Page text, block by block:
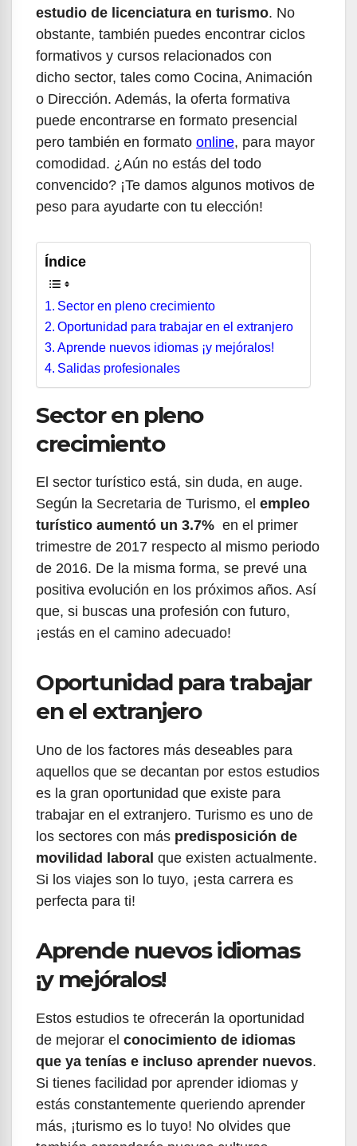
estudio de licenciatura en turismo. No
obstante, también puedes encontrar ciclos
formativos y cursos relacionados con
dicho sector, tales como Cocina, Animación
o Dirección. Además, la oferta formativa
puede encontrarse en formato presencial
pero también en formato online, para mayor
comodidad. ¿Aún no estás del todo
convencido? ¡Te damos algunos motivos de
peso para ayudarte con tu elección!
Índice
Sector en pleno crecimiento
Oportunidad para trabajar en el extranjero
Aprende nuevos idiomas ¡y mejóralos!
Salidas profesionales
Sector en pleno
crecimiento
El sector turístico está, sin duda, en auge.
Según la Secretaria de Turismo, el empleo
turístico aumentó un 3.7% en el primer
trimestre de 2017 respecto al mismo periodo
de 2016. De la misma forma, se prevé una
positiva evolución en los próximos años. Así
que, si buscas una profesión con futuro,
¡estás en el camino adecuado!
Oportunidad para trabajar
en el extranjero
Uno de los factores más deseables para
aquellos que se decantan por estos estudios
es la gran oportunidad que existe para
trabajar en el extranjero. Turismo es uno de
los sectores con más predisposición de
movilidad laboral que existen actualmente.
Si los viajes son lo tuyo, ¡esta carrera es
perfecta para ti!
Aprende nuevos idiomas
¡y mejóralos!
Estos estudios te ofrecerán la oportunidad
de mejorar el conocimiento de idiomas
que ya tenías e incluso aprender nuevos.
Si tienes facilidad por aprender idiomas y
estás constantemente queriendo aprender
más, ¡turismo es lo tuyo! No olvides que